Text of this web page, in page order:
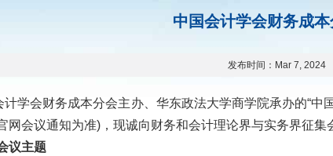
中国会计学会财务成
发布时间： Mar 7, 2024
学会财务成本分会主办、华东政法大学商学院承办的“中
网会议通知为准) ，现诚向财务和会计理论界与实务界征集
议主题